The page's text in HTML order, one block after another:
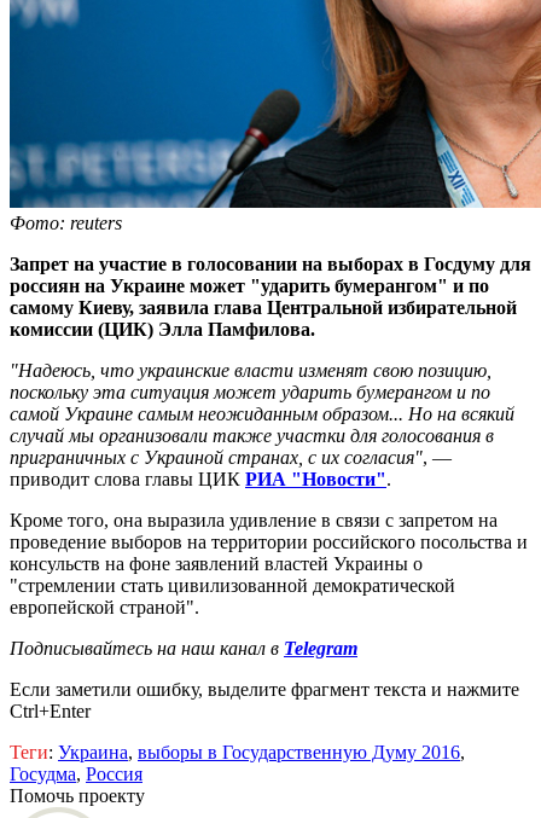
Фото: reuters
Запрет на участие в голосовании на выборах в Госдуму для
россиян на Украине может "ударить бумерангом" и по
самому Киеву, заявила глава Центральной избирательной
комиссии (ЦИК) Элла Памфилова.
"Надеюсь, что украинские власти изменят свою позицию,
поскольку эта ситуация может ударить бумерангом и по
самой Украине самым неожиданным образом... Но на всякий
случай мы организовали также участки для голосования в
приграничных с Украиной странах, с их согласия", —
приводит слова главы ЦИК РИА "Новости".
Кроме того, она выразила удивление в связи с запретом на
проведение выборов на территории российского посольства и
консульств на фоне заявлений властей Украины о
"стремлении стать цивилизованной демократической
европейской страной".
Подписывайтесь на наш канал в Telegram
Если заметили ошибку, выделите фрагмент текста и нажмите
Ctrl+Enter
Теги: Украина, выборы в Государственную Думу 2016,
Госудма, Россия
Помочь проекту